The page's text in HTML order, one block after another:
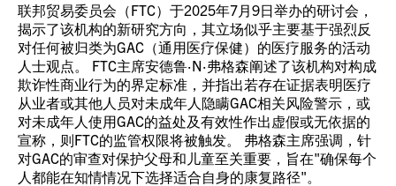
联邦贸易委员会（FTC）于2025年7月9日举办的研讨会，
揭示了该机构的新研究方向，其立场似乎主要基于强烈反
对任何被归类为GAC（通用医疗保健）的医疗服务的活动
人士观点。 FTC主席安德鲁·N·弗格森阐述了该机构对构成
欺诈性商业行为的界定标准，并指出若存在证据表明医疗
从业者或其他人员对未成年人隐瞒GAC相关风险警示，或
对未成年人使用GAC的益处及有效性作出虚假或无依据的
宣称，则FTC的监管权限将被触发。 弗格森主席强调，针
对GAC的审查对保护父母和儿童至关重要，旨在"确保每个
人都能在知情情况下选择适合自身的康复路径"。